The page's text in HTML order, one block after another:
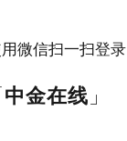
微信扫一扫登录
中金在线 」